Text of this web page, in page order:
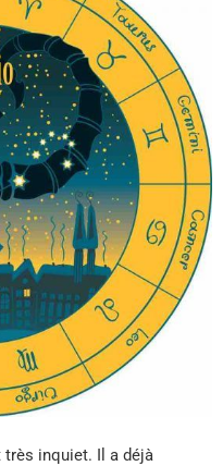
très inquiet. Il a déjà